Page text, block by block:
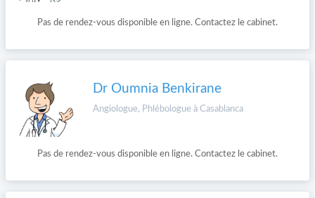
Pas de rendez-vous disponible en ligne. Contactez le cabinet.
Dr Oumnia Benkirane
Angiologue, Phlébologue à Casablanca
Pas de rendez-vous disponible en ligne. Contactez le cabinet.